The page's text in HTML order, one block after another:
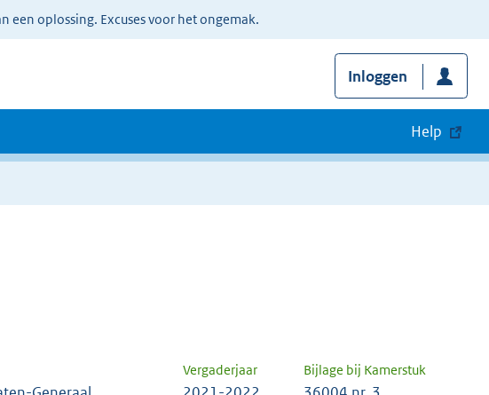
een oplossing. Excuses voor het ongemak.
Inloggen
Help
Vergaderjaar Bijlage bij Kamerstuk